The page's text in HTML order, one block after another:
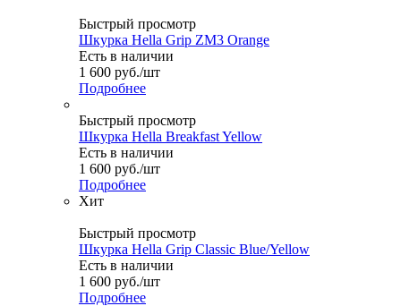
Быстрый просмотр
Шкурка Hella Grip ZM3 Orange
Есть в наличии
1 600 руб./шт
Подробнее
Быстрый просмотр
Шкурка Hella Breakfast Yellow
Есть в наличии
1 600 руб./шт
Подробнее
Хит
Быстрый просмотр
Шкурка Hella Grip Classic Blue/Yellow
Есть в наличии
1 600 руб./шт
Подробнее